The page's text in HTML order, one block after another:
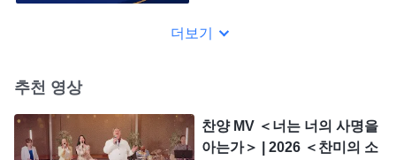
더보기
추천 영상
찬양 MV ＜너는 너의 사명을
아는가＞ | 2026 ＜찬미의 소